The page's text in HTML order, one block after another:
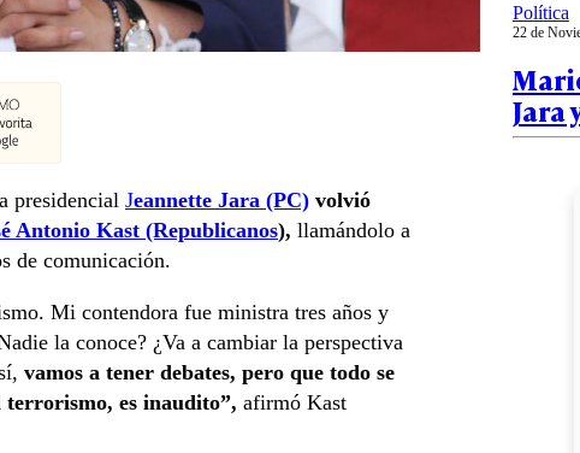
presidencial Jeannette Jara (PC) volvió
Antonio Kast (Republicanos), llamándolo a
de comunicación.
Mi contendora fue ministra tres años y
la conoce? ¿Va a cambiar la perspectiva
vamos a tener debates, pero que todo se
terrorismo, es inaudito”, afirmó Kast
Política
22 de
Jara